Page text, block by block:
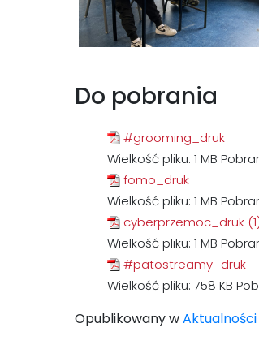
Do pobrania
#grooming_druk
Wielkość pliku: 1 MB
fomo_druk
Wielkość pliku: 1 MB
cyberprzemoc_druk
Wielkość pliku: 1 MB
#patostreamy_druk
Wielkość pliku: 758 KB
Opublikowany wAktualności